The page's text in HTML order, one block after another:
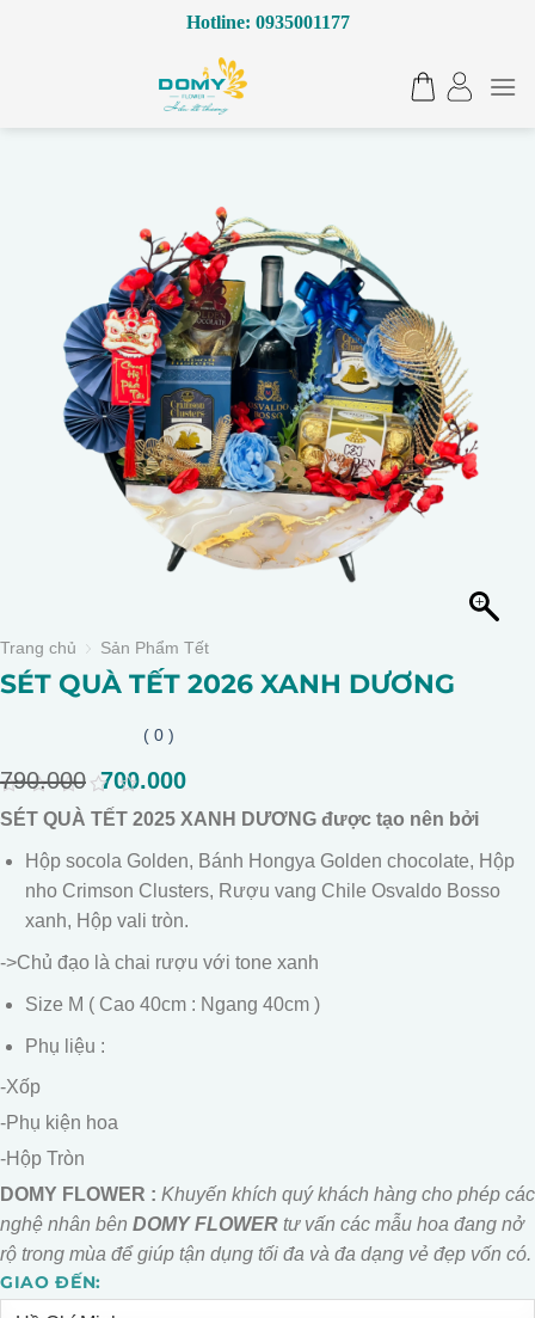
Hotline: 0935001177
Trang chủ Sản Phẩm Tết
SÉT QUÀ TẾT 2026 XANH DƯƠNG
0
out
5
( 0 )
790.000 Giá
gốc
là:
790.000.
700.000
tại
là:
700.000.
SÉT QUÀ TẾT 2025 XANH DƯƠNG được tạo nên bởi
Hộp socola Golden, Bánh Hongya Golden chocolate, Hộp
nho Crimson Clusters, Rượu vang Chile Osvaldo Bosso
xanh, Hộp vali tròn.
->Chủ đạo là chai rượu với tone xanh
Size M ( Cao 40cm : Ngang 40cm )
Phụ liệu :
-Xốp
-Phụ kiện hoa
-Hộp Tròn
DOMY FLOWER : Khuyến khích quý khách hàng cho phép các
nghệ nhân bên DOMY FLOWER tư vấn các mẫu hoa đang nở
rộ trong mùa để giúp tận dụng tối đa và đa dạng vẻ đẹp vốn có.
GIAO ĐẾN:
Alternative: